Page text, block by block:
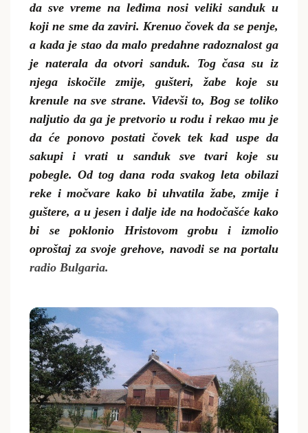
da sve vreme na leđima nosi veliki sanduk u
koji ne sme da zaviri. Krenuo čovek da se penje,
a kada je stao da malo predahne radoznalost ga
je naterala da otvori sanduk. Tog časa su iz
njega iskočile zmije, gušteri, žabe koje su
krenule na sve strane. Videvši to, Bog se toliko
naljutio da ga je pretvorio u rodu i rekao mu je
da će ponovo postati čovek tek kad uspe da
sakupi i vrati u sanduk sve tvari koje su
pobegle. Od tog dana roda svakog leta obilazi
reke i močvare kako bi uhvatila žabe, zmije i
guštere, a u jesen i dalje ide na hodočašće kako
bi se poklonio Hristovom grobu i izmolio
oproštaj za svoje grehove, navodi se na portalu
radio Bulgaria.